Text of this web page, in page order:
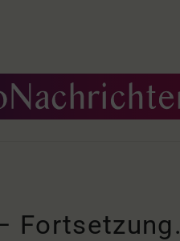
Fortsetzung.